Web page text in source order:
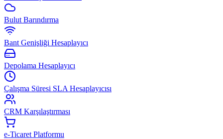
Bulut Barındırma
Bant Genişliği Hesaplayıcı
Depolama Hesaplayıcı
Çalışma Süresi SLA Hesaplayıcısı
CRM Karşılaştırması
e-Ticaret Platformu